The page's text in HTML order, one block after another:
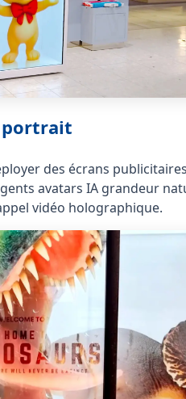
portrait
des écrans
avatars IA grandeur
vidéo holographique.